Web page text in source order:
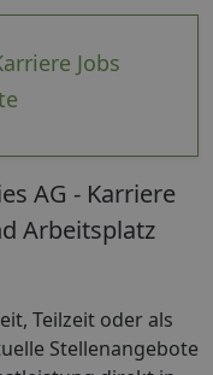
Jobs
AG - Karriere
Arbeitsplatz
Teilzeit oder als
Stellenangebote